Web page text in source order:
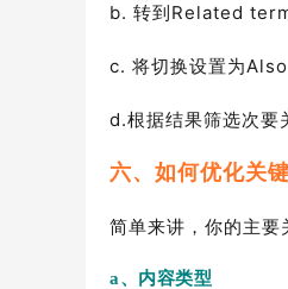
b. 转到Related
c. 将切换设置为
d.根据结果筛选次要
六、如何优化关
简单来讲，你的主要
a、内容类型